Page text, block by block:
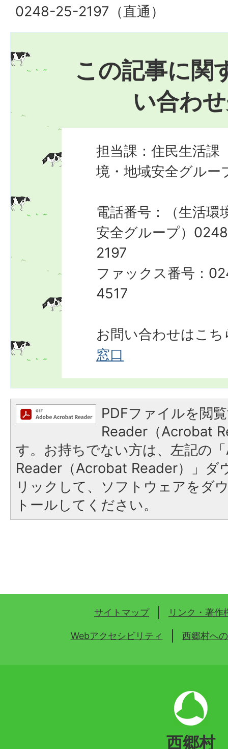
0248-25-2197（直通）
この記事に関
い合わ
担当課：住民生活課
境・地域安全グルー
電話番号：（生活環
安全グループ）
2197
ファックス番号：
4517
お問い合わせはこち
窓口
PDFファイルを閲
Reader（Acrobat
す。お持ちでない方は、左記の
Reader（Acrobat Reader）」ダ
リックして、ソフトウェアをダ
トールしてください。
サイトマップ リンク・著作
Webアクセシビリティ 西郷村へ
西郷村